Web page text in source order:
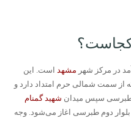
در مرکز شهر مشهد است. این
از سمت شمالی حرم امتداد دارد و
طبرسی سپس میدان شهید گمنام
دوم طبرسی اغاز می‌شود. وجه